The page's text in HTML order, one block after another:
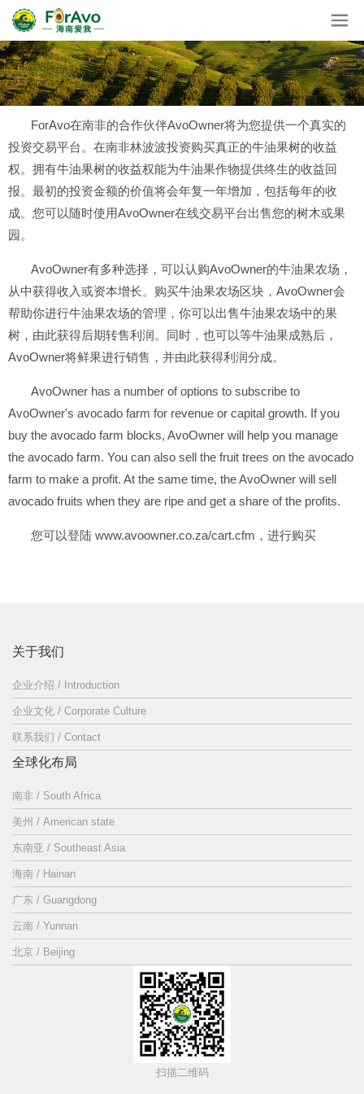
ForAvo在南非的合作伙伴AvoOwner将为您提供一个真实的
投资交易平台。在南非林波波投资购买真正的牛油果树的收益
权。拥有牛油果树的收益权能为牛油果作物提供终生的收益回
报。最初的投资金额的价值将会年复一年增加，包括每年的收
成。您可以随时使用AvoOwner在线交易平台出售您的树木或果
园。
AvoOwner有多种选择，可以认购AvoOwner的牛油果农场，
从中获得收入或资本增长。购买牛油果农场区块，AvoOwner会
帮助你进行牛油果农场的管理，你可以出售牛油果农场中的果
树，由此获得后期转售利润。同时，也可以等牛油果成熟后，
AvoOwner将鲜果进行销售，并由此获得利润分成。
AvoOwner has a number of options to subscribe to
AvoOwner's avocado farm for revenue or capital growth. If you
buy the avocado farm blocks, AvoOwner will help you manage
the avocado farm. You can also sell the fruit trees on the avocado
farm to make a profit. At the same time, the AvoOwner will sell
avocado fruits when they are ripe and get a share of the profits.
您可以登陆 www.avoowner.co.za/cart.cfm ，进行购买
关于我们
企业介绍 / Introduction
企业文化 / Corporate Culture
联系我们 / Contact
全球化布局
南非 / South Africa
美州 / American state
东南亚 / Southeast Asia
海南 / Hainan
广东 / Guangdong
云南 / Yunnan
北京 / Beijing
扫描二维码